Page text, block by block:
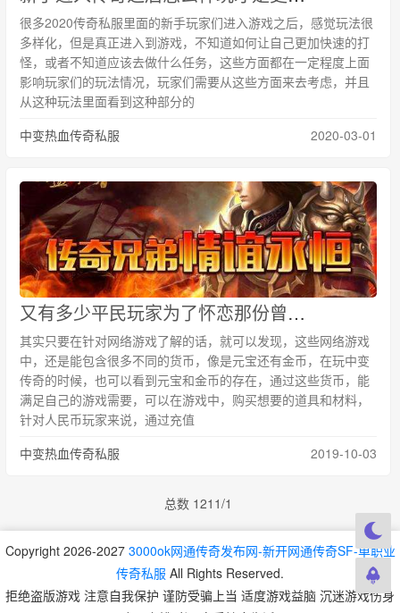
很多2020传奇私服里面的新手玩家们进入游戏之后，感觉玩法很
多样化，但是真正进入到游戏，不知道如何让自己更加快速的打
怪，或者不知道应该去做什么任务，这些方面都在一定程度上面
影响玩家们的玩法情况，玩家们需要从这些方面来去考虑，并且
从这种玩法里面看到这种部分的
中变热血传奇私服
2020-03-01
又有多少平民玩家为了怀恋那份曾经丢失的情怀国庆节回到传奇
其实只要在针对网络游戏了解的话，就可以发现，这些网络游戏
中，还是能包含很多不同的货币，像是元宝还有金币，在玩中变
传奇的时候，也可以看到元宝和金币的存在，通过这些货币，能
满足自己的游戏需要，可以在游戏中，购买想要的道具和材料，
针对人民币玩家来说，通过充值
中变热血传奇私服
2019-10-03
总数 121 1/1
Copyright 2026-2027 3000ok网通传奇发布网-新开网通传奇SF-单职业
传奇私服 All Rights Reserved.
拒绝盗版游戏 注意自我保护 谨防受骗上当 适度游戏益脑 沉迷游戏伤身